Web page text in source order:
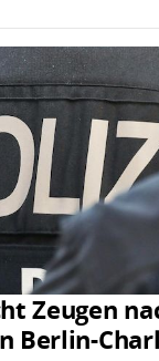
Zeugen
Berlin-